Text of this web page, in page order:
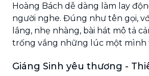
Hoàng Bách dễ dàng làm lay
người nghe. Đúng như tên gọi,
lắng, nhẹ nhàng, bài hát mô tả
trống vắng những lúc một mình
Giáng Sinh yêu thương -